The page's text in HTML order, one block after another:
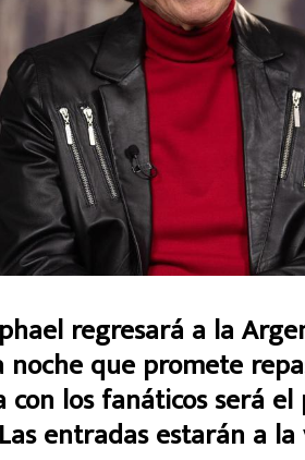
regresará a la
noche que promete
los fanáticos será el
entradas estarán a